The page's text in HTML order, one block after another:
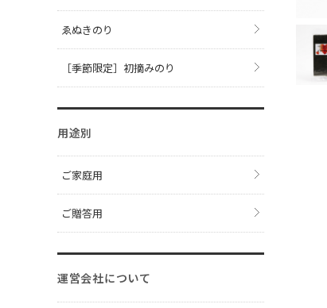
ゑぬきのり
［季節限定］初摘みのり
用途別
ご家庭用
ご贈答用
運営会社について